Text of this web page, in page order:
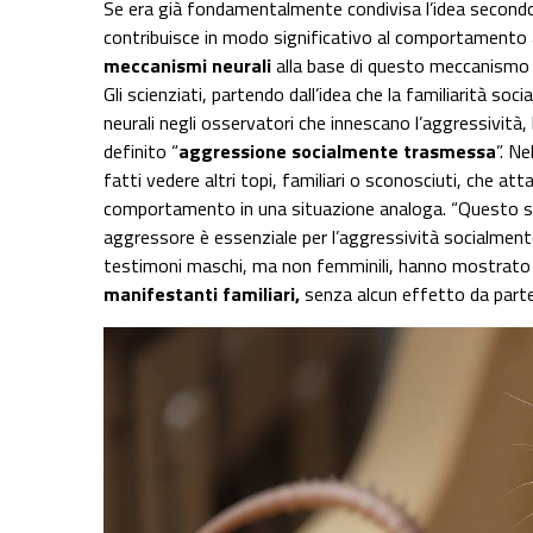
Se era già fondamentalmente condivisa l’idea
contribuisce in modo significativo al
meccanismi neuralialla base di questo
Gli scienziati, partendo dall’idea che la familiarità
neurali negli osservatori che innescano
definito “aggressione socialmente trasmessa”.
fatti vedere altri topi, familiari o sconosciuti, che
comportamento in una situazione analoga.
aggressore è essenziale per l’aggressività
testimoni maschi, ma non femminili, hanno
manifestanti familiari,senza alcun effetto da